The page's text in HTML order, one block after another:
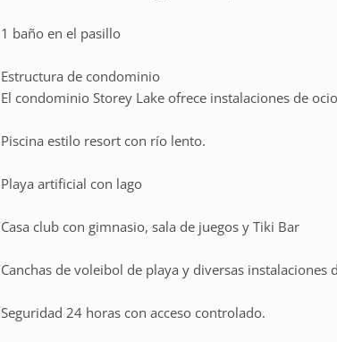
1 baño en el pasillo
Estructura de condominio
El condominio Storey Lake ofrece instalaciones de
Piscina estilo resort con río lento.
Playa artificial con lago
Casa club con gimnasio, sala de juegos y Tiki Bar
Canchas de voleibol de playa y diversas instalaciones
Seguridad 24 horas con acceso controlado.